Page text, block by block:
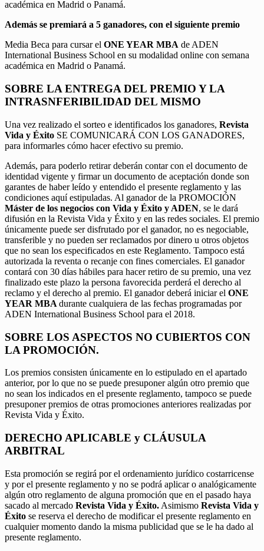
académica en Madrid o Panamá.
Además se premiará a 5 ganadores, con el siguiente premio
Media Beca para cursar el ONE YEAR MBA de ADEN
International Business School en su modalidad online con semana
académica en Madrid o Panamá.
SOBRE LA ENTREGA DEL PREMIO Y LA
INTRASNFERIBILIDAD DEL MISMO
Una vez realizado el sorteo e identificados los ganadores, Revista
Vida y Éxito SE COMUNICARÁ CON LOS GANADORES,
para informarles cómo hacer efectivo su premio.
Además, para poderlo retirar deberán contar con el documento de
identidad vigente y firmar un documento de aceptación donde son
garantes de haber leído y entendido el presente reglamento y las
condiciones aquí estipuladas. Al ganador de la PROMOCIÓN
Máster de los negocios con Vida y Éxito y ADEN, se le dará
difusión en la Revista Vida y Éxito y en las redes sociales. El premio
únicamente puede ser disfrutado por el ganador, no es negociable,
transferible y no pueden ser reclamados por dinero u otros objetos
que no sean los especificados en este Reglamento. Tampoco está
autorizada la reventa o recanje con fines comerciales. El ganador
contará con 30 días hábiles para hacer retiro de su premio, una vez
finalizado este plazo la persona favorecida perderá el derecho al
reclamo y el derecho al premio. El ganador deberá iniciar el ONE
YEAR MBA durante cualquiera de las fechas programadas por
ADEN International Business School para el 2018.
SOBRE LOS ASPECTOS NO CUBIERTOS CON
LA PROMOCIÓN.
Los premios consisten únicamente en lo estipulado en el apartado
anterior, por lo que no se puede presuponer algún otro premio que
no sean los indicados en el presente reglamento, tampoco se puede
presuponer premios de otras promociones anteriores realizadas por
Revista Vida y Éxito.
DERECHO APLICABLE y CLÁUSULA
ARBITRAL
Esta promoción se regirá por el ordenamiento jurídico costarricense
y por el presente reglamento y no se podrá aplicar o analógicamente
algún otro reglamento de alguna promoción que en el pasado haya
sacado al mercado Revista Vida y Éxito. Asimismo Revista Vida y
Éxito se reserva el derecho de modificar el presente reglamento en
cualquier momento dando la misma publicidad que se le ha dado al
presente reglamento.